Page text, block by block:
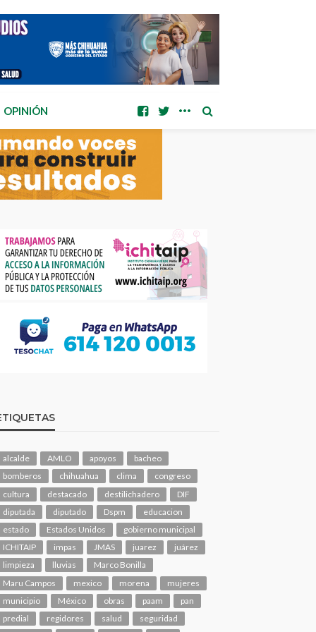
OPINIÓN
alcalde AMLO apoyos
bacheo
bomberos
chihuahua clima
congreso
cultura
destacado destilichadero
DIF
diputada
diputado Dspm
educacion
estado
Estados Unidos
gobierno municipal
ICHITAIP
impas JMAS juarez
juárez
limpieza
lluvias
Marco Bonilla
Maru Campos
mexico morena
mujeres
municipio
México obras paam
pan
predial
regidores salud
seguridad